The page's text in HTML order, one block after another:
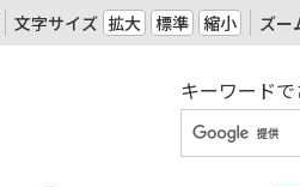
文字サイズ 拡大 標準 縮小 ズー
キーワード